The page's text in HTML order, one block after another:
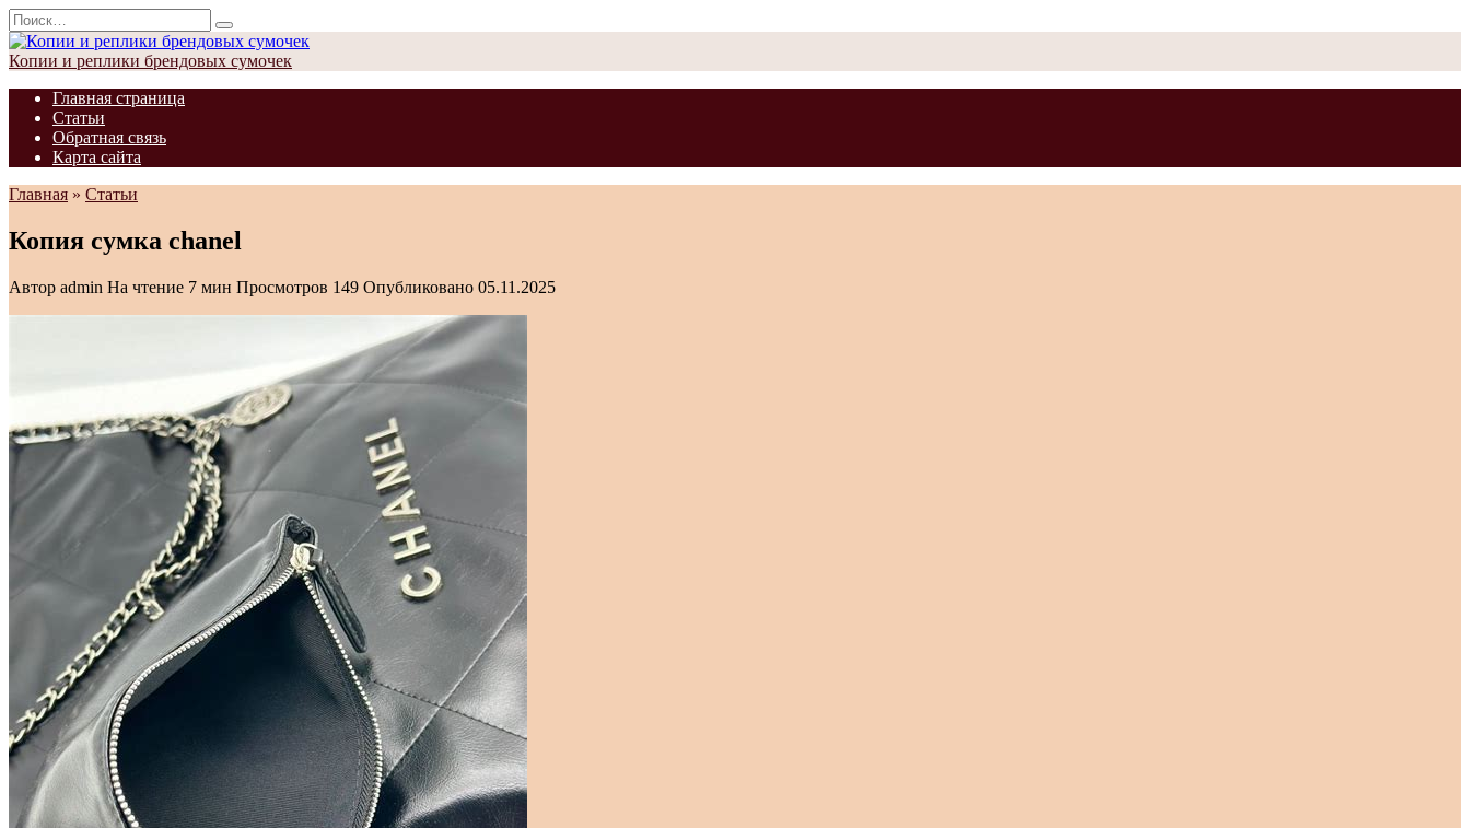
Перейти
к
содержанию
Search
for:
Копии и реплики брендовых сумочек
Главная страница
Статьи
Обратная связь
Карта сайта
Главная » Статьи
Копия сумка chanel
Автор admin На чтение 7 мин Просмотров 149 Опубликовано 05.11.2025